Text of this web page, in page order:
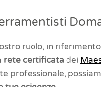
ruolo, in
rete certificata dei
professionale,